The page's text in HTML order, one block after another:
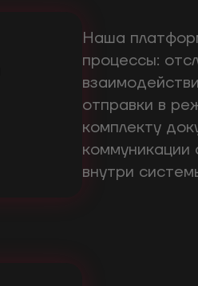
Наша
процессы:
отправки в
комплекту
внутри